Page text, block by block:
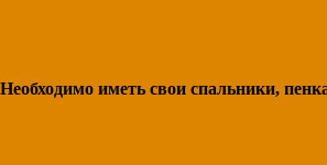
Необходимо иметь свои спальники,